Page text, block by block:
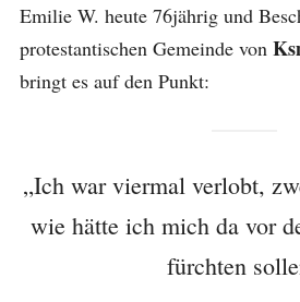
Emilie W. heute 76jährig und
protestantischen Gemeinde von
bringt es auf den Punkt:
„Ich war viermal verlobt,
wie hätte ich mich da vor
fürchten